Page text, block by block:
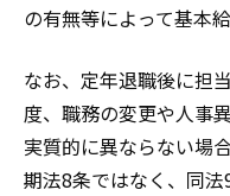
の有無等によって基本
なお、定年退職後に担
度、職務の変更や人事
実質的に異ならない場
期法8条ではなく、同